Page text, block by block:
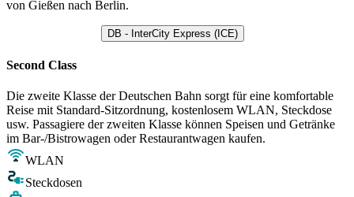
von Gießen nach Berlin.
DB - InterCity Express (ICE)
Second Class
Die zweite Klasse der Deutschen Bahn sorgt für eine komfortable
Reise mit Standard-Sitzordnung, kostenlosem WLAN, Steckdose
usw. Passagiere der zweiten Klasse können Speisen und Getränke
im Bar-/Bistrowagen oder Restaurantwagen kaufen.
WLAN
Steckdosen